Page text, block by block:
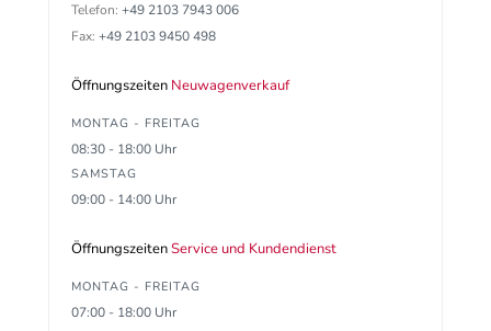
Telefon: +49 2103 7943 006
Fax: +49 2103 9450 498
Öffnungszeiten Neuwagenverkauf
MONTAG - FREITAG
08:30 - 18:00 Uhr
SAMSTAG
09:00 - 14:00 Uhr
ÖffnungszeitenService und Kundendienst
MONTAG - FREITAG
07:00 - 18:00 Uhr